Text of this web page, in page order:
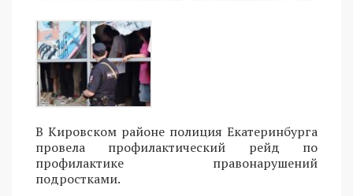
В Кировском районе полиция Екатеринбурга
провела профилактический рейд по
профилактике правонарушений
подростками.